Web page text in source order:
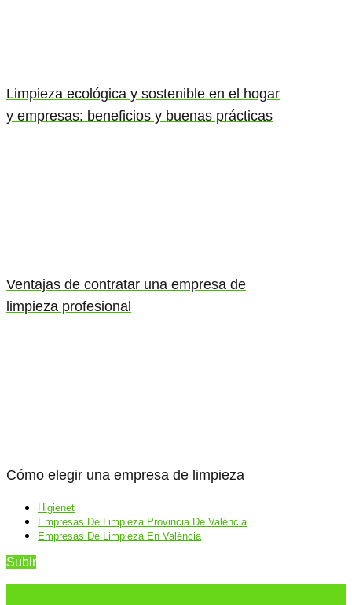
Limpieza ecológica y sostenible en el hogar
y empresas: beneficios y buenas prácticas
Ventajas de contratar una empresa de
limpieza profesional
Cómo elegir una empresa de limpieza
Higienet
Empresas De Limpieza Provincia De València
Empresas De Limpieza En València
Subir